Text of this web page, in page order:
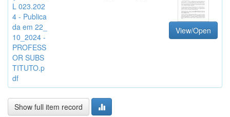
L 023.202
4 - Publica
da em 22_
10_2024 -
PROFESS
OR SUBS
TITUTO.p
df
View/Open
Show full item record